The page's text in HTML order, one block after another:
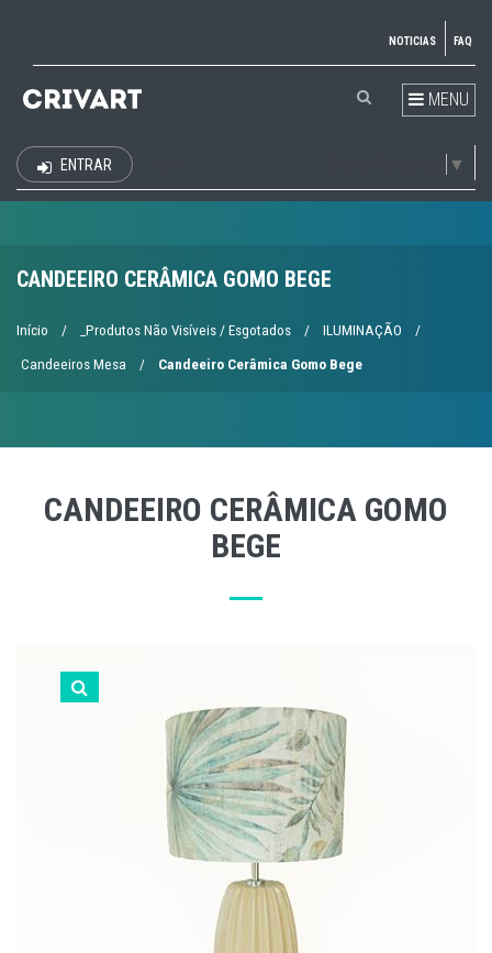
NOTICIAS FAQ
MENU
▼
ENTRAR
CANDEEIRO CERÂMICA GOMO BEGE
Início / _Produtos Não Visíveis / Esgotados / ILUMINAÇÃO /
Candeeiros Mesa / Candeeiro Cerâmica Gomo Bege
CANDEEIRO CERÂMICA GOMO
BEGE